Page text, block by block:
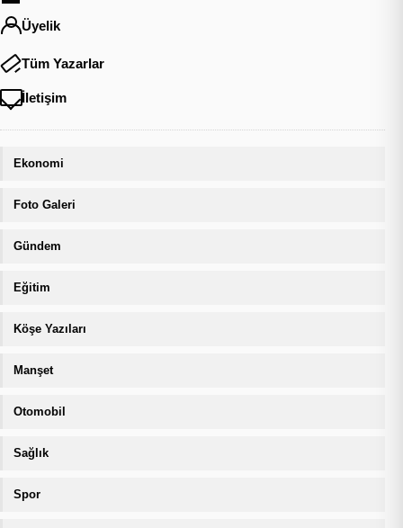
Üyelik
Tüm Yazarlar
İletişim
Ekonomi
Foto Galeri
Gündem
Eğitim
Köşe Yazıları
Manşet
Otomobil
Sağlık
Spor